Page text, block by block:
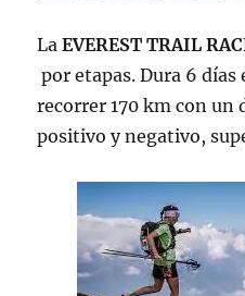
LaEVEREST TRAIL
por etapas. Dura 6 días
recorrer 170 km con un
positivo y negativo,